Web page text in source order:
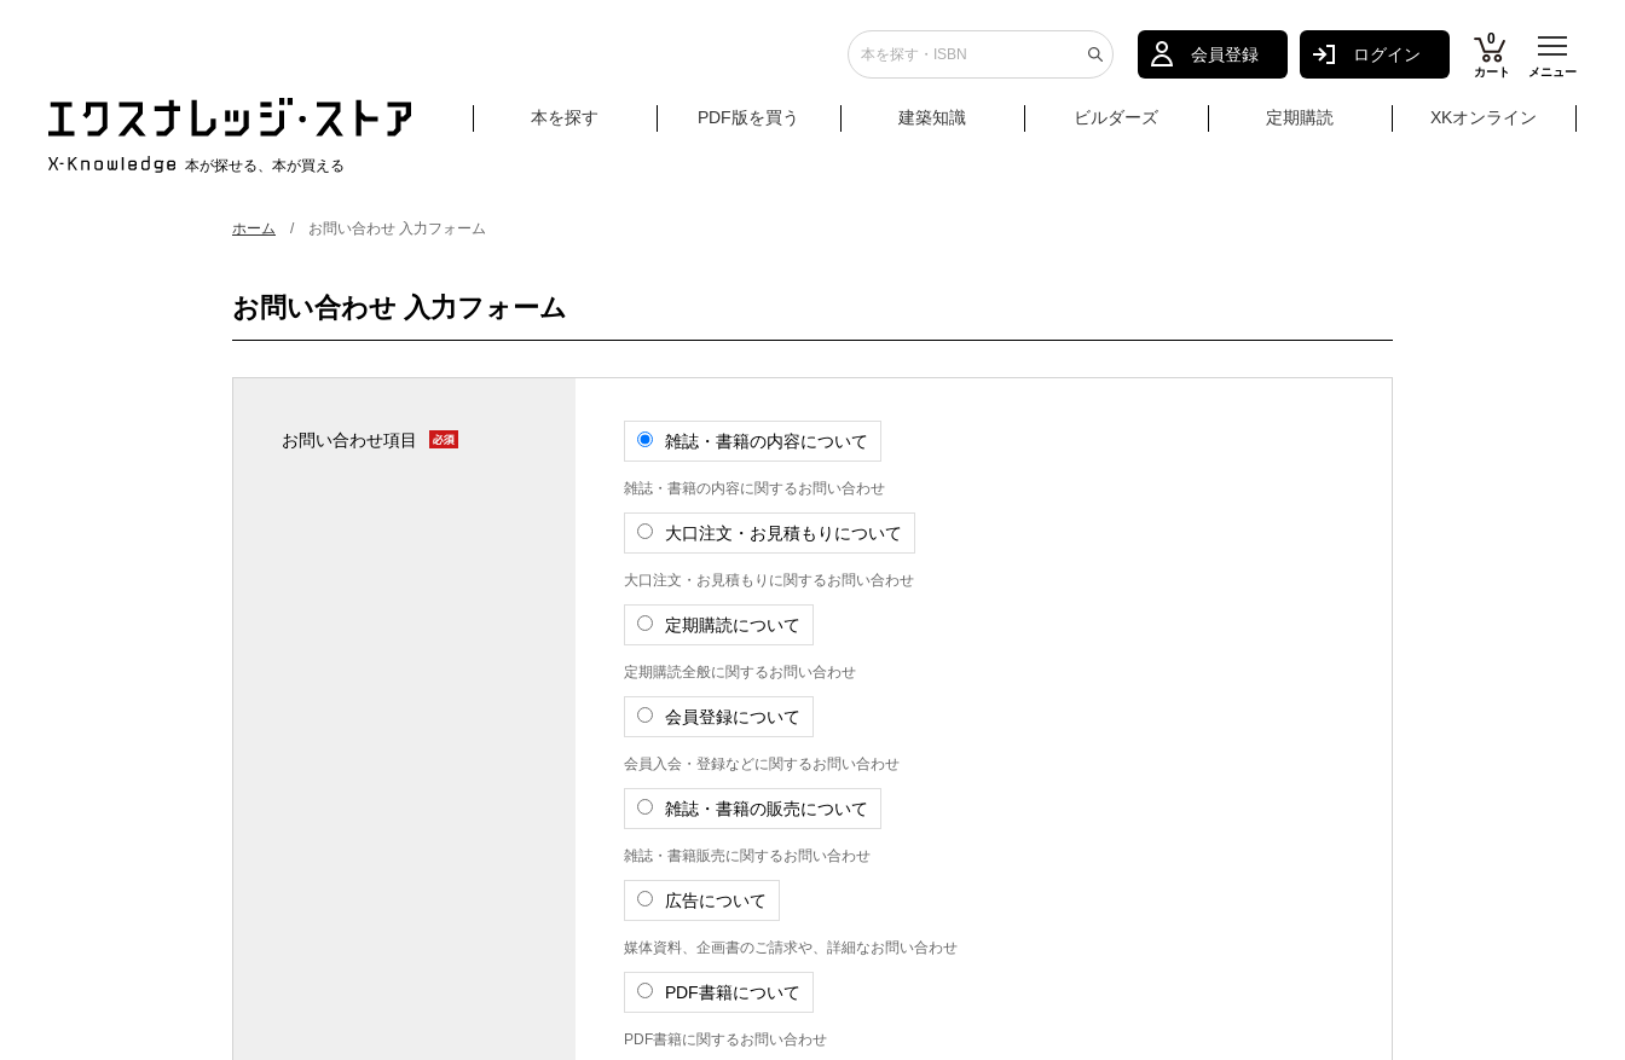
会員登録 ログイン
0
カート メニュー
本が探せる、本が買える
本を探す PDF版を買う 建築知識 ビルダーズ 定期購読 XKオンライン
ホーム お問い合わせ 入力フォーム
お問い合わせ 入力フォーム
お問い合わせ項目 雑誌・書籍の内容について
雑誌・書籍の内容に関するお問い合わせ
大口注文・お見積もりについて
大口注文・お見積もりに関するお問い合わせ
定期購読について
定期購読全般に関するお問い合わせ
会員登録について
会員入会・登録などに関するお問い合わせ
雑誌・書籍の販売について
雑誌・書籍販売に関するお問い合わせ
広告について
媒体資料、企画書のご請求や、詳細なお問い合わせ
PDF書籍について
PDF書籍に関するお問い合わせ